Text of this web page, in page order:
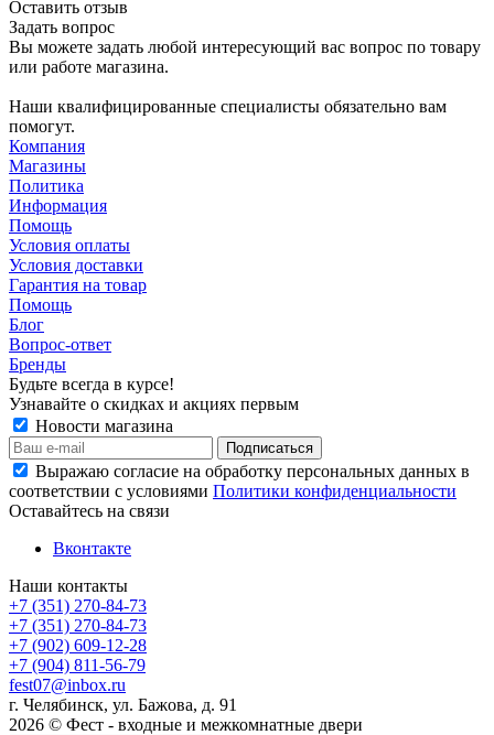
Оставить отзыв
Задать вопрос
Вы можете задать любой интересующий вас вопрос по товару
или работе магазина.
Наши квалифицированные специалисты обязательно вам
помогут.
Компания
Магазины
Политика
Информация
Помощь
Условия оплаты
Условия доставки
Гарантия на товар
Помощь
Блог
Вопрос-ответ
Бренды
Будьте всегда в курсе!
Узнавайте о скидках и акциях первым
Новости магазина
Выражаю согласие на обработку персональных данных в
соответствии с условиями Политики конфиденциальности
Оставайтесь на связи
Вконтакте
Наши контакты
+7 (351) 270-84-73
+7 (351) 270-84-73
+7 (902) 609-12-28
+7 (904) 811-56-79
fest07@inbox.ru
г. Челябинск, ул. Бажова, д. 91
2026 © Фест - входные и межкомнатные двери